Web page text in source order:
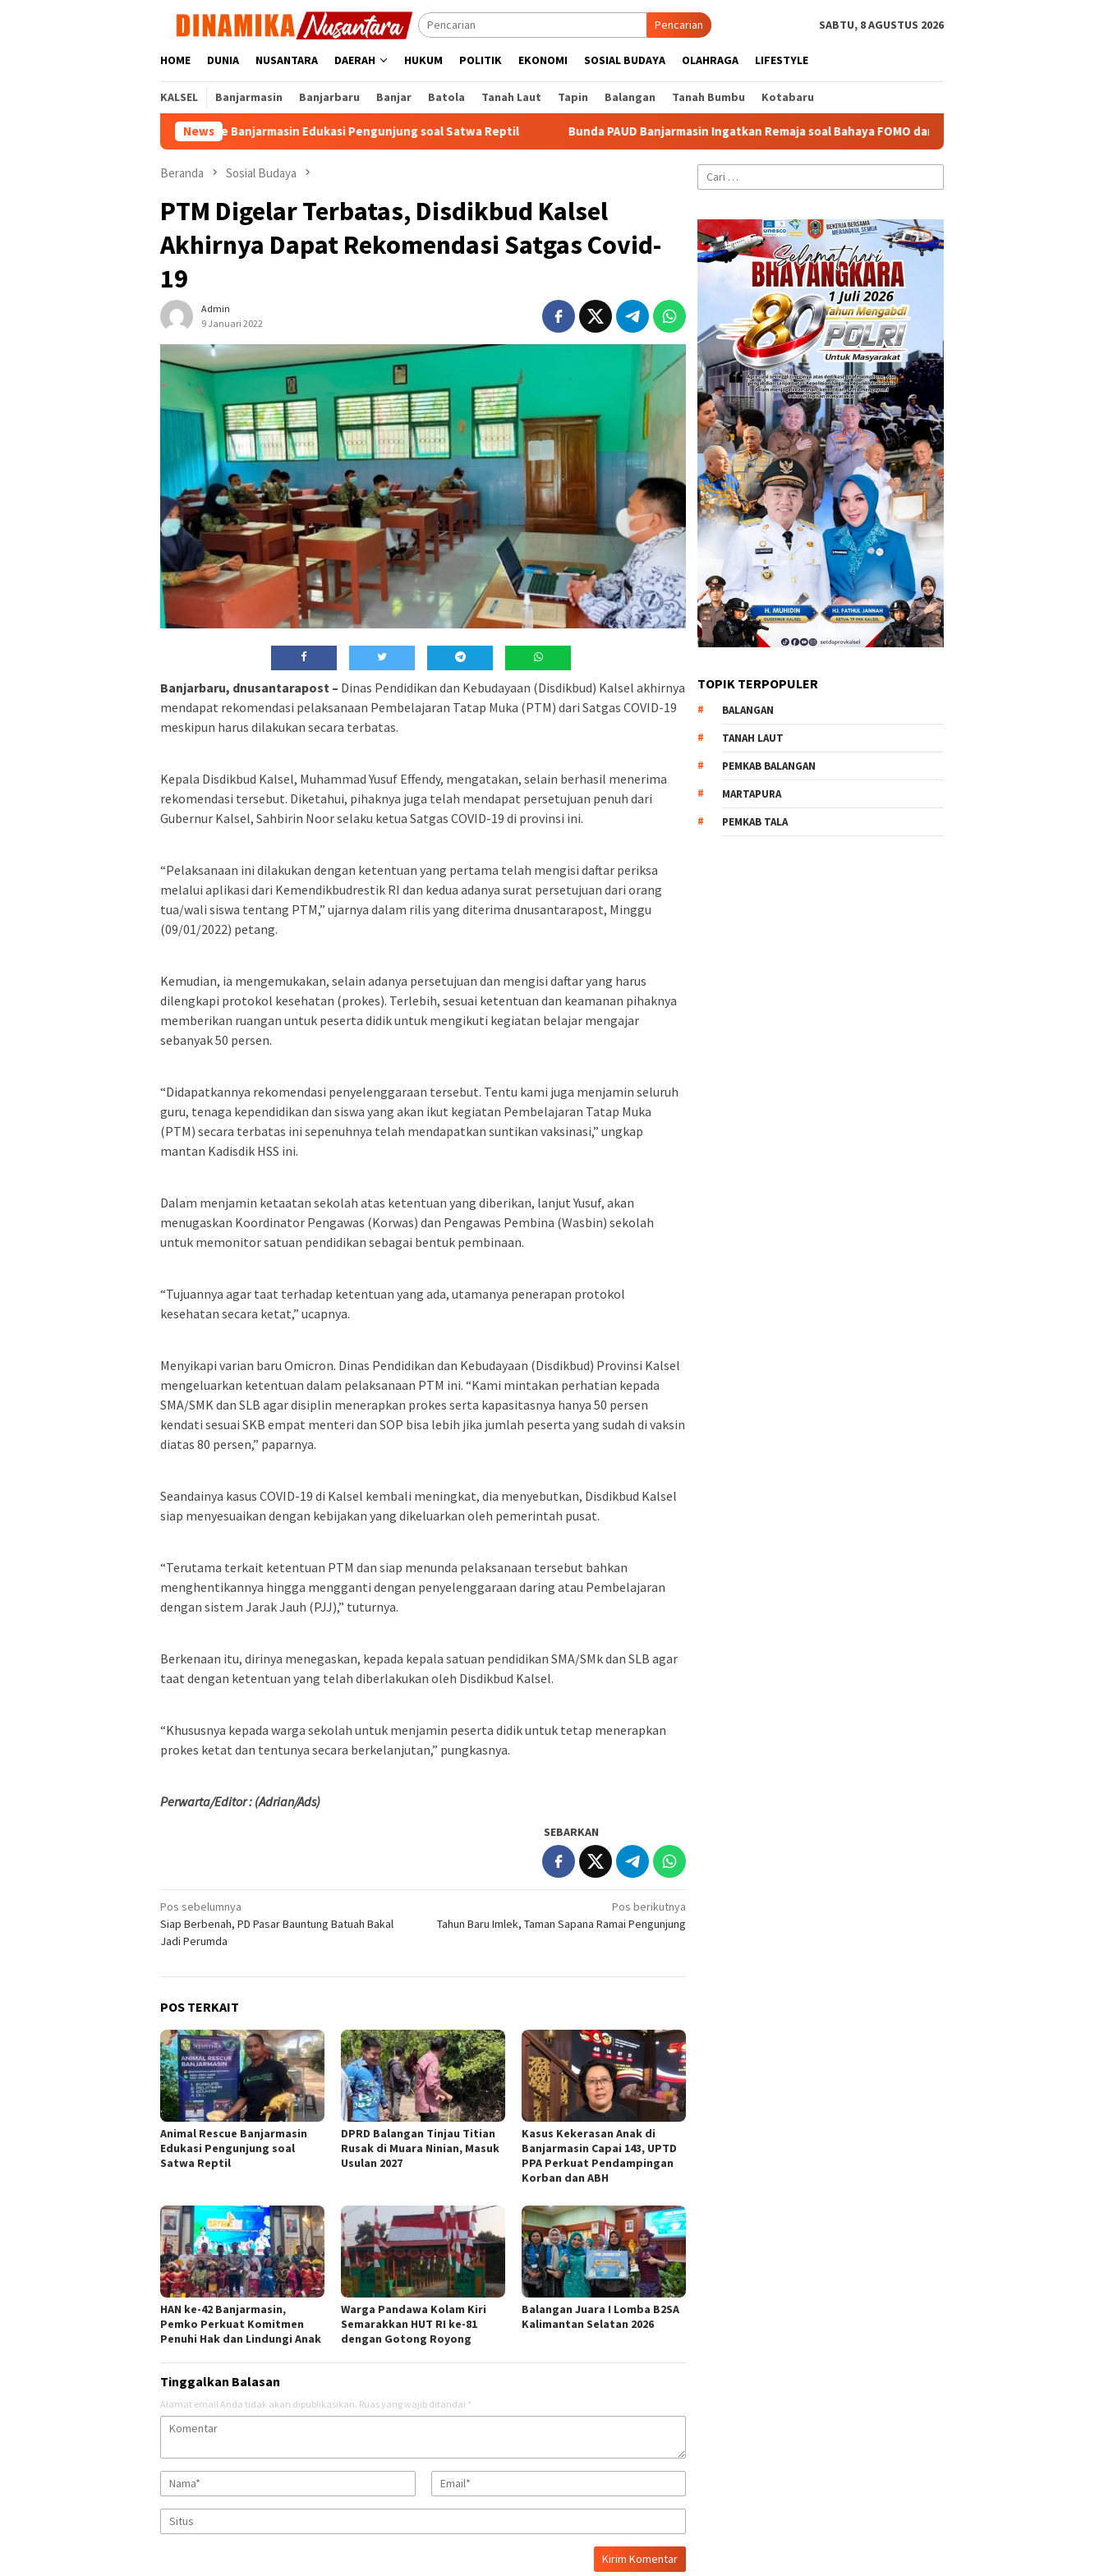
Pencarian SABTU, 8 AGUSTUS 2026
HOME DUNIA NUSANTARA DAERAH HUKUM POLITIK EKONOMI SOSIAL BUDAYA OLAHRAGA LIFESTYLE
KALSEL Banjarmasin Banjarbaru Banjar Batola Tanah Laut Tapin Balangan Tanah Bumbu Kotabaru
News
Animal Rescue Banjarmasin Edukasi Pengunjung soal Satwa Reptil Bunda PAUD Banjarmasin Ingatkan Remaja soal Bahaya FOMO dan Narkoba
Beranda Sosial Budaya
PTM Digelar Terbatas, Disdikbud Kalsel
Akhirnya Dapat Rekomendasi Satgas Covid-
19
Admin
9 Januari 2022
Banjarbaru, dnusantarapost – Dinas Pendidikan dan Kebudayaan (Disdikbud) Kalsel akhirnya
mendapat rekomendasi pelaksanaan Pembelajaran Tatap Muka (PTM) dari Satgas COVID-19
meskipun harus dilakukan secara terbatas.
Kepala Disdikbud Kalsel, Muhammad Yusuf Effendy, mengatakan, selain berhasil menerima
rekomendasi tersebut. Diketahui, pihaknya juga telah mendapat persetujuan penuh dari
Gubernur Kalsel, Sahbirin Noor selaku ketua Satgas COVID-19 di provinsi ini.
“Pelaksanaan ini dilakukan dengan ketentuan yang pertama telah mengisi daftar periksa
melalui aplikasi dari Kemendikbudrestik RI dan kedua adanya surat persetujuan dari orang
tua/wali siswa tentang PTM,” ujarnya dalam rilis yang diterima dnusantarapost, Minggu
(09/01/2022) petang.
Kemudian, ia mengemukakan, selain adanya persetujuan dan mengisi daftar yang harus
dilengkapi protokol kesehatan (prokes). Terlebih, sesuai ketentuan dan keamanan pihaknya
memberikan ruangan untuk peserta didik untuk mengikuti kegiatan belajar mengajar
sebanyak 50 persen.
“Didapatkannya rekomendasi penyelenggaraan tersebut. Tentu kami juga menjamin seluruh
guru, tenaga kependidikan dan siswa yang akan ikut kegiatan Pembelajaran Tatap Muka
(PTM) secara terbatas ini sepenuhnya telah mendapatkan suntikan vaksinasi,” ungkap
mantan Kadisdik HSS ini.
Dalam menjamin ketaatan sekolah atas ketentuan yang diberikan, lanjut Yusuf, akan
menugaskan Koordinator Pengawas (Korwas) dan Pengawas Pembina (Wasbin) sekolah
untuk memonitor satuan pendidikan sebagai bentuk pembinaan.
“Tujuannya agar taat terhadap ketentuan yang ada, utamanya penerapan protokol
kesehatan secara ketat,” ucapnya.
Menyikapi varian baru Omicron. Dinas Pendidikan dan Kebudayaan (Disdikbud) Provinsi Kalsel
mengeluarkan ketentuan dalam pelaksanaan PTM ini. “Kami mintakan perhatian kepada
SMA/SMK dan SLB agar disiplin menerapkan prokes serta kapasitasnya hanya 50 persen
kendati sesuai SKB empat menteri dan SOP bisa lebih jika jumlah peserta yang sudah di vaksin
diatas 80 persen,” paparnya.
Seandainya kasus COVID-19 di Kalsel kembali meningkat, dia menyebutkan, Disdikbud Kalsel
siap menyesuaikan dengan kebijakan yang dikeluarkan oleh pemerintah pusat.
“Terutama terkait ketentuan PTM dan siap menunda pelaksanaan tersebut bahkan
menghentikannya hingga mengganti dengan penyelenggaraan daring atau Pembelajaran
dengan sistem Jarak Jauh (PJJ),” tuturnya.
Berkenaan itu, dirinya menegaskan, kepada kepala satuan pendidikan SMA/SMk dan SLB agar
taat dengan ketentuan yang telah diberlakukan oleh Disdikbud Kalsel.
“Khususnya kepada warga sekolah untuk menjamin peserta didik untuk tetap menerapkan
prokes ketat dan tentunya secara berkelanjutan,” pungkasnya.
Perwarta/Editor : (Adrian/Ads)
SEBARKAN
Navigasi
pos
Pos sebelumnya
Siap Berbenah, PD Pasar Bauntung Batuah Bakal
Jadi Perumda
Pos berikutnya
Tahun Baru Imlek, Taman Sapana Ramai Pengunjung
POS TERKAIT
Animal Rescue Banjarmasin
Edukasi Pengunjung soal
Satwa Reptil
DPRD Balangan Tinjau Titian
Rusak di Muara Ninian, Masuk
Usulan 2027
Kasus Kekerasan Anak di
Banjarmasin Capai 143, UPTD
PPA Perkuat Pendampingan
Korban dan ABH
HAN ke-42 Banjarmasin,
Pemko Perkuat Komitmen
Penuhi Hak dan Lindungi Anak
Warga Pandawa Kolam Kiri
Semarakkan HUT RI ke-81
dengan Gotong Royong
Balangan Juara I Lomba B2SA
Kalimantan Selatan 2026
Tinggalkan Balasan
Alamat email Anda tidak akan dipublikasikan. Ruas yang wajib ditandai *
Cari
untuk:
TOPIK TERPOPULER
BALANGAN
TANAH LAUT
PEMKAB BALANGAN
MARTAPURA
PEMKAB TALA